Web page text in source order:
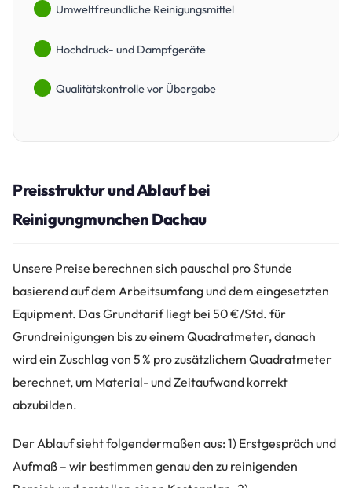
Umweltfreundliche Reinigungsmittel
Hochdruck- und Dampfgeräte
Qualitätskontrolle vor Übergabe
Preisstruktur und Ablauf bei
Reinigungmunchen Dachau
Unsere Preise berechnen sich pauschal pro Stunde
basierend auf dem Arbeitsumfang und dem eingesetzten
Equipment. Das Grundtarif liegt bei 50 €/Std. für
Grundreinigungen bis zu einem Quadratmeter, danach
wird ein Zuschlag von 5 % pro zusätzlichem Quadratmeter
berechnet, um Material- und Zeitaufwand korrekt
abzubilden.
Der Ablauf sieht folgendermaßen aus: 1) Erstgespräch und
Aufmaß – wir bestimmen genau den zu reinigenden